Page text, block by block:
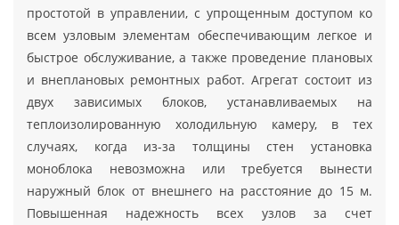
простотой в управлении, с упрощенным доступом ко
всем узловым элементам обеспечивающим легкое и
быстрое обслуживание, а также проведение плановых
и внеплановых ремонтных работ. Агрегат состоит из
двух зависимых блоков, устанавливаемых на
теплоизолированную холодильную камеру, в тех
случаях, когда из-за толщины стен установка
моноблока невозможна или требуется вынести
наружный блок от внешнего на расстояние до 15 м.
Повышенная надежность всех узлов за счет